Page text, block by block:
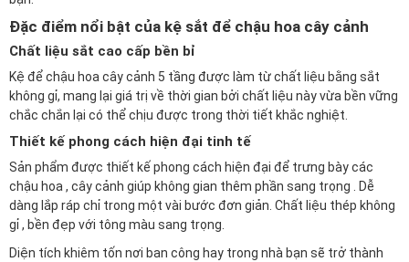
Đặc điểm nổi bật của kệ sắt để chậu hoa cây cảnh
Chất liệu sắt cao cấp bền bỉ
Kệ để chậu hoa cây cảnh 5 tầng được làm từ chất liệu bằng sắt
không gỉ, mang lại giá trị về thời gian bởi chất liệu này vừa bền vững
chắc chắn lại có thể chịu được trong thời tiết khắc nghiệt.
Thiết kế phong cách hiện đại tinh tế
Sản phẩm được thiết kế phong cách hiện đại để trưng bày các
chậu hoa , cây cảnh giúp không gian thêm phần sang trọng . Dễ
dàng lắp ráp chỉ trong một vài bước đơn giản. Chất liệu thép không
gỉ , bền đẹp với tông màu sang trọng.
Diện tích khiêm tốn nơi ban công hay trong nhà bạn sẽ trở thành